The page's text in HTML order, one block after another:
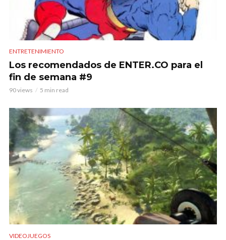
ENTRETENIMIENTO
Los recomendados de ENTER.CO para el
fin de semana #9
90 views 5 min read
VIDEOJUEGOS